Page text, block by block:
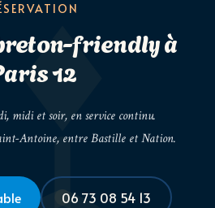
friendly à
12
midi et soir, en service continu.
Antoine, entre Bastille et Nation.
06 73 08 54 13